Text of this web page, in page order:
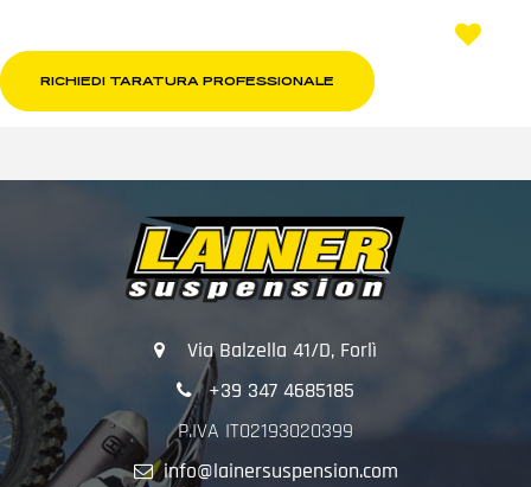
RICHIEDI TARATURA PROFESSIONALE
Via Balzella 41/D, Forlì
+39 347 4685185
P.IVA IT02193020399
info@lainersuspension.com